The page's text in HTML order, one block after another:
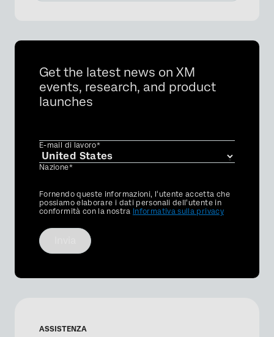
Get the latest news on XM
events, research, and product
launches
E-mail di lavoro*
Nazione*
Privacy
Optin
Fornendo queste informazioni, l'utente accetta che
possiamo elaborare i dati personali dell'utente in
conformità con la nostra Informativa sulla privacy
ASSISTENZA